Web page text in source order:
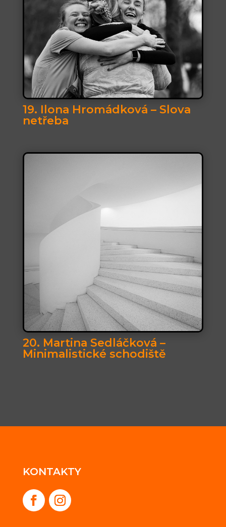
19. Ilona Hromádková – Slova
netřeba
20. Martina Sedláčková –
Minimalistické schodiště
KONTAKTY